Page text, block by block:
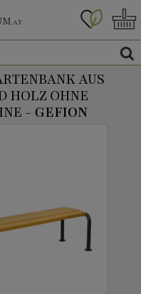
.AT
AUS
HOLZ OHNE
- GEFION